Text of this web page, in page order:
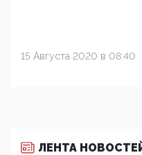
15 Августа 2020 в 08:40
ЛЕНТА